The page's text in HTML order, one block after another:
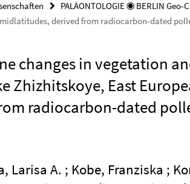
PALÄONTOLOGIE ◉ BERLIN Geo-
derived from radiocarbon-dated
changes in vegetation
Zhizhitskoye, East
radiocarbon-dated
Larisa A. ; Kobe, Franziska ;